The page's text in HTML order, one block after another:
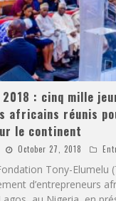
2018 : cinq mille
africains réunis
le continent
October 27, 2018
Tony-Elumelu
d’entrepreneurs